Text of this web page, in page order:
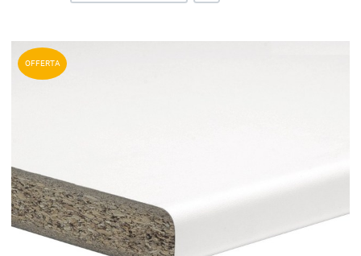
OFFERTA